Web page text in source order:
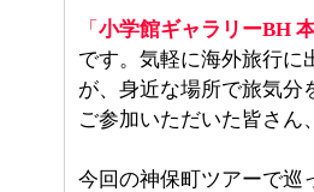
「 小学館ギャラリーBH
です。気軽に海外旅行に
が、身近な場所で旅気分
ご参加いただいた皆さん
今回の神保町ツアーで巡